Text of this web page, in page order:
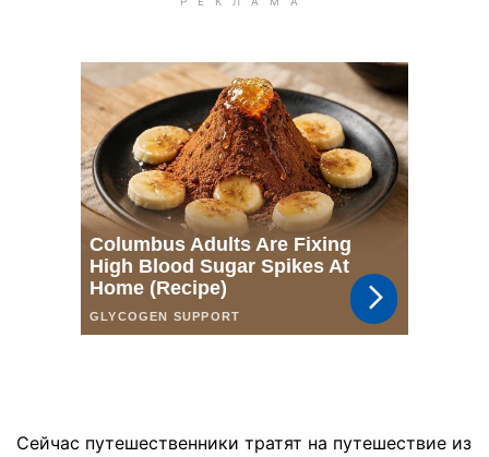
Сейчас путешественники тратят на путешествие из